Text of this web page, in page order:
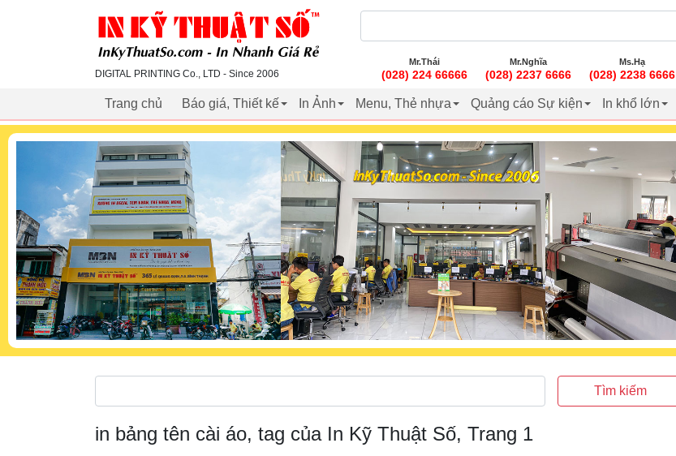
inkythuatso.com
DIGITAL PRINTING Co., LTD - Since 2006
Mr.Thái
(028) 224 66666
Mr.Nghĩa
(028) 2237 6666
Ms.Hạ
(028) 2238 6666
Trang chủ Báo giá, Thiết kế In Ảnh Menu, Thẻ nhựa Quảng cáo Sự kiện In khổ lớn
Tìm kiếm
in bảng tên cài áo, tag của In Kỹ Thuật Số, Trang 1